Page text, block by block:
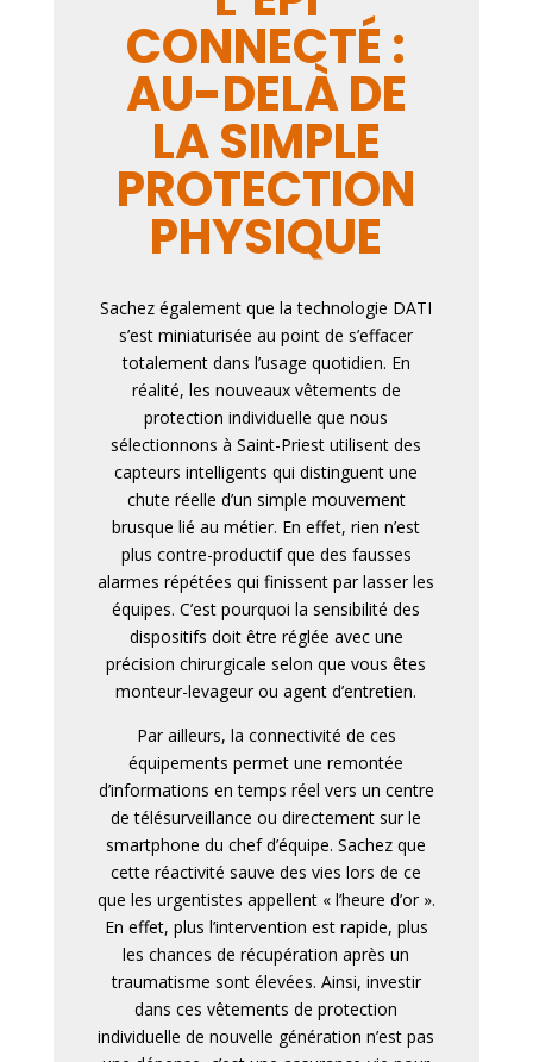
CONNECTÉ :
AU-DELÀ DE
LA SIMPLE
PROTECTION
PHYSIQUE
Sachez également que la technologie DATI
s’est miniaturisée au point de s’effacer
totalement dans l’usage quotidien. En
réalité, les nouveaux vêtements de
protection individuelle que nous
sélectionnons à Saint-Priest utilisent des
capteurs intelligents qui distinguent une
chute réelle d’un simple mouvement
brusque lié au métier. En effet, rien n’est
plus contre-productif que des fausses
alarmes répétées qui finissent par lasser les
équipes. C’est pourquoi la sensibilité des
dispositifs doit être réglée avec une
précision chirurgicale selon que vous êtes
monteur-levageur ou agent d’entretien.
Par ailleurs, la connectivité de ces
équipements permet une remontée
d’informations en temps réel vers un centre
de télésurveillance ou directement sur le
smartphone du chef d’équipe. Sachez que
cette réactivité sauve des vies lors de ce
que les urgentistes appellent « l’heure d’or ».
En effet, plus l’intervention est rapide, plus
les chances de récupération après un
traumatisme sont élevées. Ainsi, investir
dans ces vêtements de protection
individuelle de nouvelle génération n’est pas